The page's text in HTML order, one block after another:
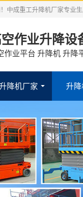
中成重工升降机厂家专业
作业升降设
作业平台 升降机 升降
降机厂家 升